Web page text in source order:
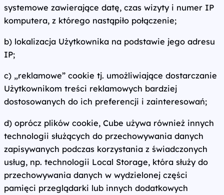
systemowe zawierające datę, czas wizyty i numer IP
komputera, z którego nastąpiło połączenie;
b) lokalizacja Użytkownika na podstawie jego adresu
IP;
c) „reklamowe” cookie tj. umożliwiające dostarczanie
Użytkownikom treści reklamowych bardziej
dostosowanych do ich preferencji i zainteresowań;
d) oprócz plików cookie, Cube używa również innych
technologii służących do przechowywania danych
zapisywanych podczas korzystania z świadczonych
usług, np. technologii Local Storage, która służy do
przechowywania danych w wydzielonej części
pamięci przeglądarki lub innych dodatkowych